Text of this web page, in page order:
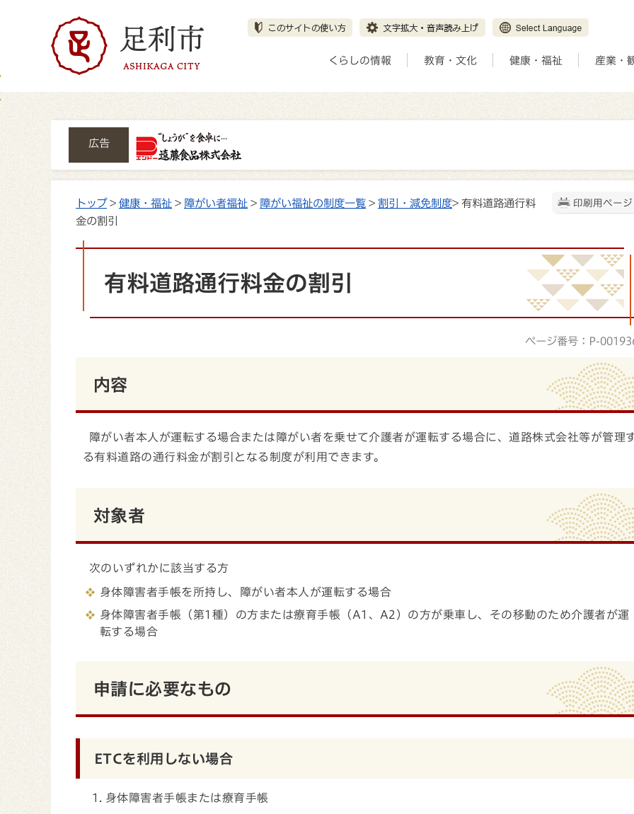
くらしの情報 教育・文化 健康・福祉 産業・
広告
印刷用ページ
トップ> 健康・福祉 > 障がい者福祉 > 障がい福祉の制度一覧 > 割引・減免制度> 有料道路通行料
金の割引
有料道路通行料金の割引
ページ番号：P-
内容
障がい者本人が運転する場合または障がい者を乗せて介護者が運転する場合に、道路株式会社等が管理
る有料道路の通行料金が割引となる制度が利用できます。
対象者
次のいずれかに該当する方
身体障害者手帳を所持し、障がい者本人が運転する場合
身体障害者手帳（第1種）の方または療育手帳（A1、A2）の方が乗車し、その移動のため介護者が運
転する場合
申請に必要なもの
ETCを利用しない場合
身体障害者手帳または療育手帳